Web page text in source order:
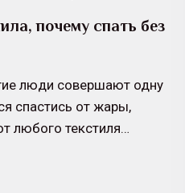
почему спать без
люди совершают одну
спастись от жары,
любого текстиля…